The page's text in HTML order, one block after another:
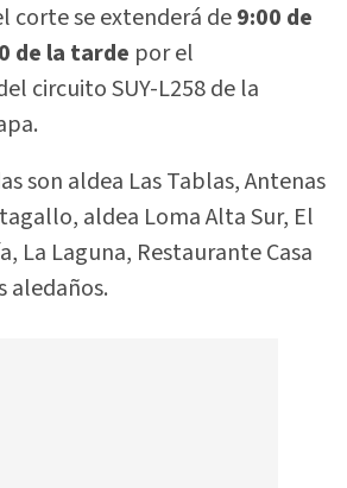
corte se extenderá de9:00 de
de la tarde por el
circuito SUY-L258 de la
son aldea Las Tablas, Antenas
aldea Loma Alta Sur, El
La Laguna, Restaurante Casa
aledaños.